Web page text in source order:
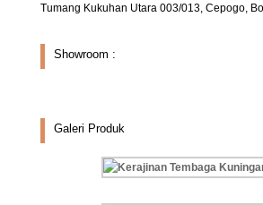
Tumang Kukuhan Utara 003/013, Cepogo,
Showroom :
Galeri Produk